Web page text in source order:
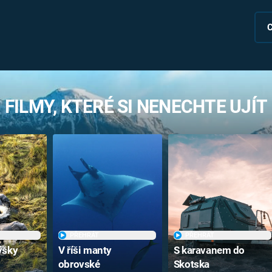
FILMY, KTERÉ SI NENECHTE UJÍT
V říši manty
obrovské
S karavanem do
Skotska